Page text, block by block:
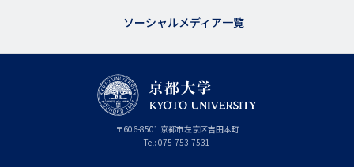
ソーシャルメディア一覧
〒606-8501 京
都
府
京都市左京区吉田本町
Tel: 075-753-7531